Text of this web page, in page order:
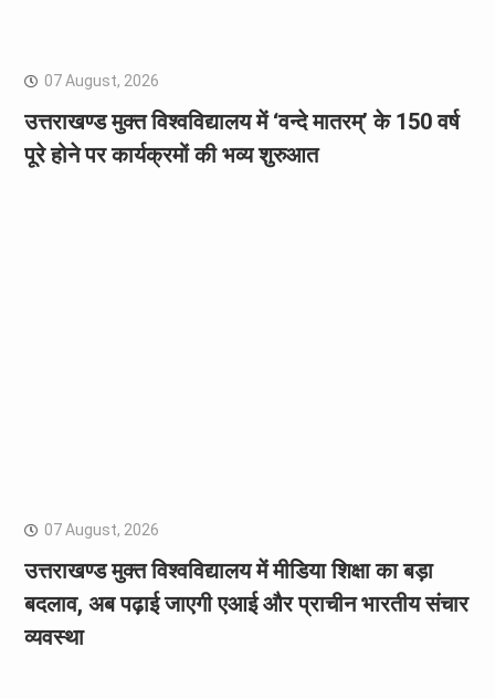
07 August, 2026
उत्तराखण्ड मुक्त विश्वविद्यालय में ‘वन्दे मातरम्’ के 150 वर्ष
पूरे होने पर कार्यक्रमों की भव्य शुरुआत
07 August, 2026
उत्तराखण्ड मुक्त विश्वविद्यालय में मीडिया शिक्षा का बड़ा
बदलाव, अब पढ़ाई जाएगी एआई और प्राचीन भारतीय संचार
व्यवस्था